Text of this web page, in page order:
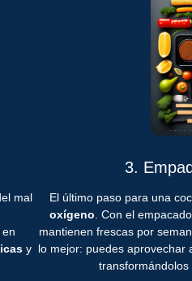
mal
y
3.
El último paso para una
oxígeno . Con el
mantienen frescas por
lo mejor: puedes aprovechar